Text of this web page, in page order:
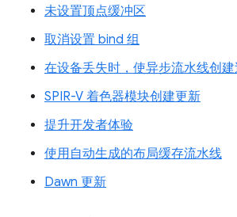
未设置顶点缓冲区
取消设置 bind 组
在设备丢失时，使异步流水线创
SPIR-V 着色器模块创建更新
提升开发者体验
使用自动生成的布局缓存流水线
Dawn 更新